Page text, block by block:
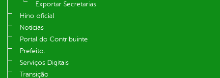
Exportar Secretarias
Hino oficial
Notícias
Portal do Contribuinte
Prefeito.
Serviços Digitais
Transição